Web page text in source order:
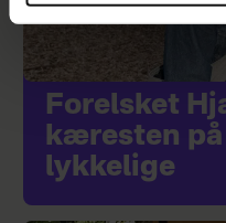
Forelsket
kæresten
lykkelige